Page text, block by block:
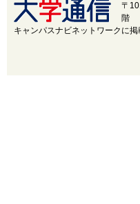
〒
階
キャンパスナビネットワークに